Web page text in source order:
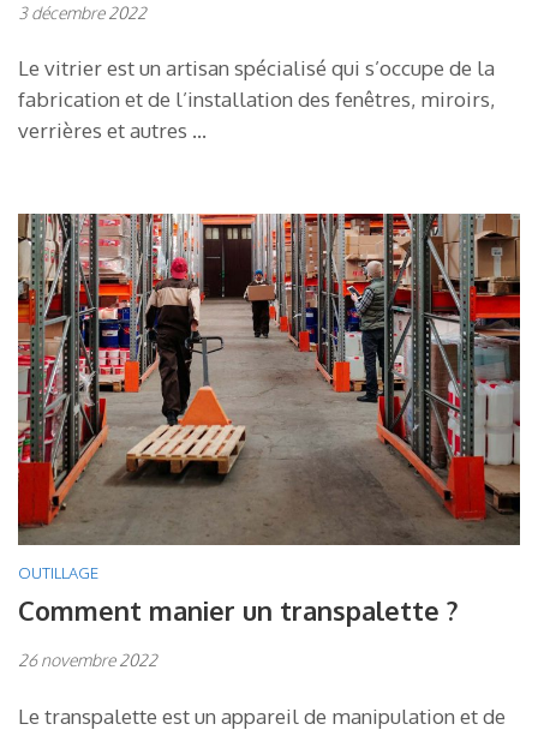
3 décembre 2022
Le vitrier est un artisan spécialisé qui s’occupe de la
fabrication et de l’installation des fenêtres, miroirs,
verrières et autres …
OUTILLAGE
Comment manier un transpalette ?
26 novembre 2022
Le transpalette est un appareil de manipulation et de